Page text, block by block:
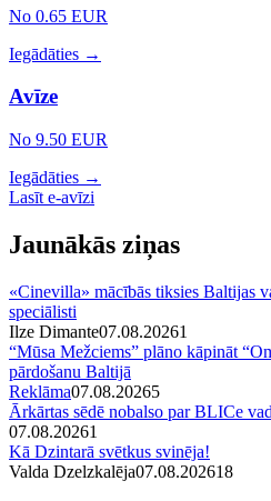
No 0.65 EUR
Iegādāties →
Avīze
No 9.50 EUR
Iegādāties →
Lasīt e-avīzi
Jaunākās ziņas
«Cinevilla» mācībās tiksies Baltijas
speciālisti
Ilze Dimante07.08.20261
“Mūsa Mežciems” plāno kāpināt
pārdošanu Baltijā
Reklāma07.08.20265
Ārkārtas sēdē nobalso par BLICe
07.08.20261
Kā Dzintarā svētkus svinēja!
Valda Dzelzkalēja07.08.202618